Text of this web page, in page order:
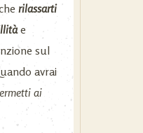
rilassarti
e
sul
avrai
ai